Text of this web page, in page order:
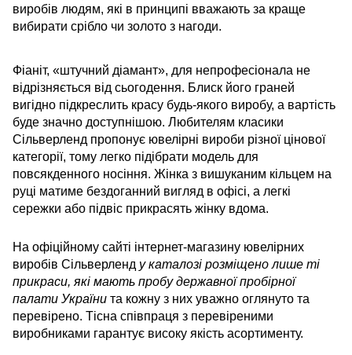
виробів людям, які в принципі вважають за краще
вибирати срібло чи золото з нагоди.
Фіаніт, «штучний діамант», для непрофесіонала не
відрізняється від сьогодення. Блиск його граней
вигідно підкреслить красу будь-якого виробу, а вартість
буде значно доступнішою. Любителям класики
Сільверленд пропонує ювелірні вироби різної цінової
категорії, тому легко підібрати модель для
повсякденного носіння. Жінка з вишуканим кільцем на
руці матиме бездоганний вигляд в офісі, а легкі
сережки або підвіс прикрасять жінку вдома.
На офіційному сайті інтернет-магазину ювелірних
виробів Сільверленд у каталозі розміщено лише ті
прикраси, які мають пробу державної пробірної
палати України та кожну з них уважно оглянуто та
перевірено. Тісна співпраця з перевіреними
виробниками гарантує високу якість асортименту.